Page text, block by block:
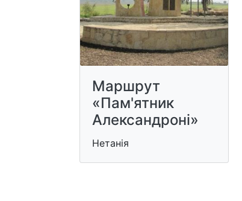
Маршрут
«Пам'ятник
Александроні»
Нетанія